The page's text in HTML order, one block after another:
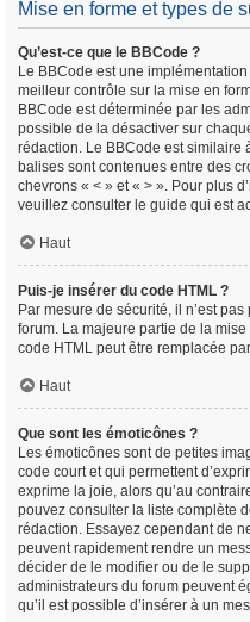
Mise en forme et types de
Qu’est-ce que le BBCode ?
Le BBCode est une
meilleur contrôle sur la mise en
BBCode est déterminée par les
possible de la désactiver sur
rédaction. Le BBCode est similaire
balises sont contenues entre des
chevrons « < » et « > ». Pour plus
veuillez consulter le guide qui est
Haut
Puis-je insérer du code HTML ?
Par mesure de sécurité, il n’est
forum. La majeure partie de la
code HTML peut être remplacée
Haut
Que sont les émoticônes ?
Les émoticônes sont de petites
code court et qui permettent
exprime la joie, alors qu’au
pouvez consulter la liste complète
rédaction. Essayez cependant de
peuvent rapidement rendre un
décider de le modifier ou de le
administrateurs du forum peuvent
qu’il est possible d’insérer à un